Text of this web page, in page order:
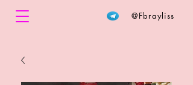
@Fbrayliss